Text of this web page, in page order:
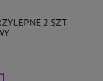
2 SZT.